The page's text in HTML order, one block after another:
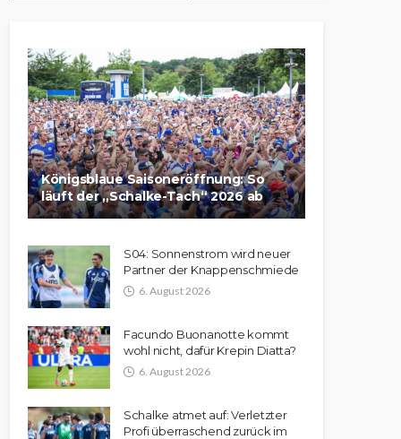
Königsblaue Saisoneröffnung: So
läuft der „Schalke-Tach“ 2026 ab
S04: Sonnenstrom wird neuer
Partner der Knappenschmiede
6. August 2026
Facundo Buonanotte kommt
wohl nicht, dafür Krepin Diatta?
6. August 2026
Schalke atmet auf: Verletzter
Profi überraschend zurück im